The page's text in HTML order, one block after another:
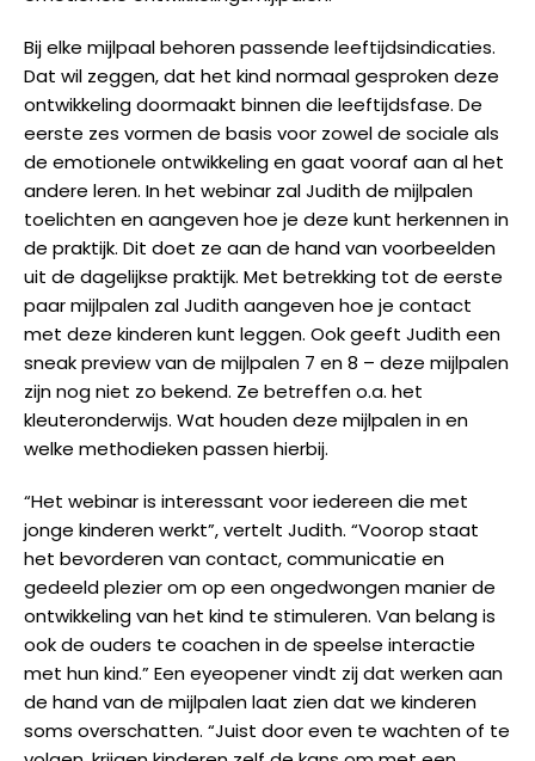
Bij elke mijlpaal behoren passende leeftijdsindicaties.
Dat wil zeggen, dat het kind normaal gesproken deze
ontwikkeling doormaakt binnen die leeftijdsfase. De
eerste zes vormen de basis voor zowel de sociale als
de emotionele ontwikkeling en gaat vooraf aan al het
andere leren. In het webinar zal Judith de mijlpalen
toelichten en aangeven hoe je deze kunt herkennen in
de praktijk. Dit doet ze aan de hand van voorbeelden
uit de dagelijkse praktijk. Met betrekking tot de eerste
paar mijlpalen zal Judith aangeven hoe je contact
met deze kinderen kunt leggen. Ook geeft Judith een
sneak preview van de mijlpalen 7 en 8 – deze mijlpalen
zijn nog niet zo bekend. Ze betreffen o.a. het
kleuteronderwijs. Wat houden deze mijlpalen in en
welke methodieken passen hierbij.
“Het webinar is interessant voor iedereen die met
jonge kinderen werkt”, vertelt Judith. “Voorop staat
het bevorderen van contact, communicatie en
gedeeld plezier om op een ongedwongen manier de
ontwikkeling van het kind te stimuleren. Van belang is
ook de ouders te coachen in de speelse interactie
met hun kind.” Een eyeopener vindt zij dat werken aan
de hand van de mijlpalen laat zien dat we kinderen
soms overschatten. “Juist door even te wachten of te